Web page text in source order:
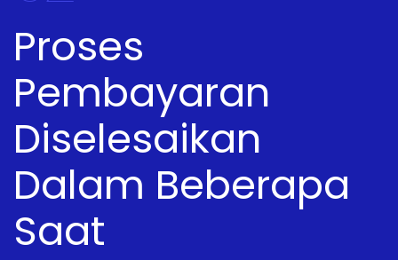
Proses
Pembayaran
Diselesaikan
Dalam Beberapa
Saat